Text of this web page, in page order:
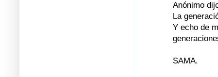
Anónimo
La
Y echo de
SAMA.